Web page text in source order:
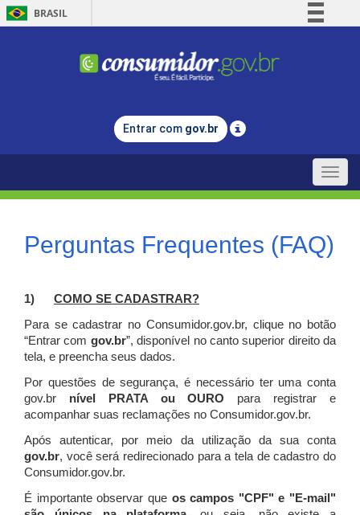
BRASIL
Comunica BR
Legislação
Entrar com gov.br
Toggle
Perguntas Frequentes (FAQ)
1) COMO SE CADASTRAR?
Para se cadastrar no Consumidor.gov.br, clique no botão
“Entrar com gov.br”, disponível no canto superior direito da
tela, e preencha seus dados.
Por questões de segurança, é necessário ter uma conta
gov.br nível PRATA ou OURO para registrar e
acompanhar suas reclamações no Consumidor.gov.br.
Após autenticar, por meio da utilização da sua conta
gov.br, você será redirecionado para a tela de cadastro do
Consumidor.gov.br.
É importante observar que os campos "CPF" e "E-mail"